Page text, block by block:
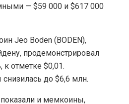
— $59 000 и $617 000
Jeo Boden (BODEN),
продемонстрировал
к отметке $0,01.
до $6,6 млн.
и мемкоины,